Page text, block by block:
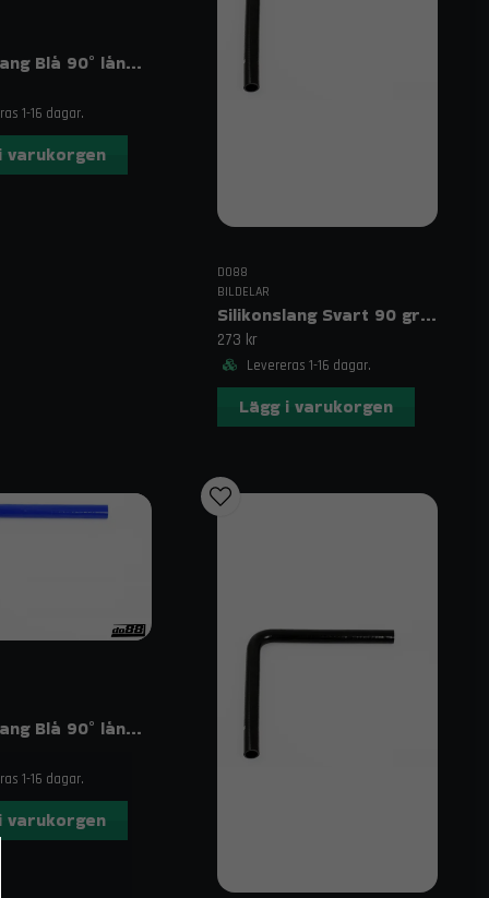
Silikonslang Blå 90° långt ben 0,875″ (22 mm)
1-16 dagar.
varukorgen
DO88
BILDELAR
Silikonslang Svart 90 grader långt ben 0,875" (22mm)
273 kr
Levereras 1-16 dagar.
Lägg i varukorgen
Silikonslang Blå 90° långt ben 1,25″ (32 mm)
1-16 dagar.
varukorgen